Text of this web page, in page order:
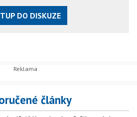
DO DISKUZE
články